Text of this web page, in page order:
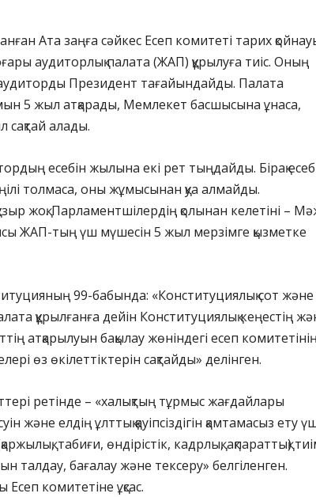
Ата заңға сәйкес Есеп комитеті тарих
аудиторлық палата (ЖАП) құрылуға тиіс. Оның
Президент тағайындайды. Палата
5 жыл атқарады, Мемлекет басшысына ұнаса,
алады.
есебін жылына екі рет тыңдайды. Бірақ
толмаса, оны жұмысынан қуа алмайды.
жоқ. Парламентшілердің қолынан келетіні –
ЖАП-тың үш мүшесін 5 жыл мерзімге қызметке
99-бабында: «Конституциялық сот жəне
құрылғанға дейін Конституциялық кеңестің
атқарылуын бақылау жөніндегі есеп
өз өкілеттіктерін сақтайды» делінген.
ретінде – «халықтың тұрмыс жағдайлары
және елдің ұлттық қауіпсіздігін қамтамасыз ету
табиғи, өндірістік, кадрлық, ақпараттық)
талдау, бағалау және тексеру» белгіленген.
комитетіне ұқсас.